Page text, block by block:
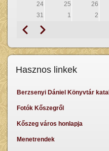
24
25 26
31
1 2
Oldalszámozás
Előző Következő
Hasznos linkek
Berzsenyi Dániel Könyvtár
Fotók Kőszegről
Kőszeg város honlapja
Menetrendek